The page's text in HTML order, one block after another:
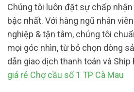
Chúng tôi luôn đặt sự chấp
bậc nhất. Với hàng ngũ nhân
nghiệp & tận tâm, chúng tôi
mọi góc nhìn, từ bỏ chọn dòng
dẫn giao dịch thanh toán và Ship
giá rẻ Chợ cầu số 1 TP Cà Mau